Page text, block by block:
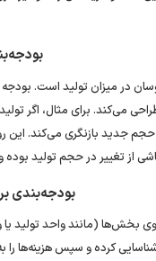
در میزان تولید است.
جدید بازنگری می‌کند. این
بودجه‌بندی
(مانند واحد تولید یا
کرده و سپس هزینه‌ها